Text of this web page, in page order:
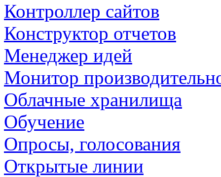
Контроллер сайтов
Конструктор отчетов
Менеджер идей
Монитор
Облачные хранилища
Обучение
Опросы, голосования
Открытые линии